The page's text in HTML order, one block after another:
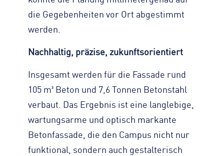
die Gegebenheiten vor Ort abgestimmt
werden.
Nachhaltig, präzise, zukunftsorientiert
Insgesamt werden für die Fassade rund
105 m³ Beton und 7,6 Tonnen Betonstahl
verbaut. Das Ergebnis ist eine langlebige,
wartungsarme und optisch markante
Betonfassade, die den Campus nicht nur
funktional, sondern auch gestalterisch